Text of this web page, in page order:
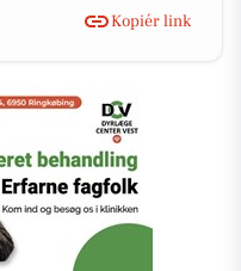
Kopiér link